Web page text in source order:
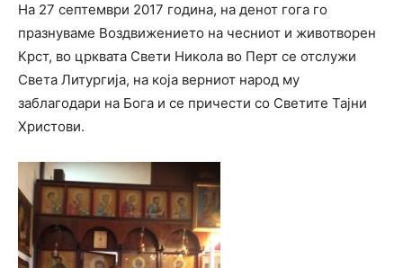
На 27 септември 2017 година, на денот гога го
празнуваме Воздвижението на чесниот и животворен
Крст, во црквата Свети Никола во Перт се отслужи
Света Литургија, на која верниот народ му
заблагодари на Бога и се причести со Светите Тајни
Христови.